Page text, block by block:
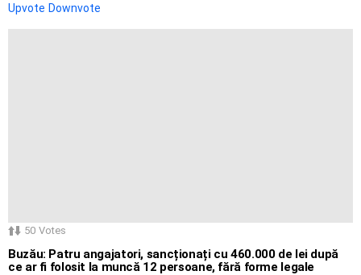
Upvote Downvote
50 Votes
Buzău: Patru angajatori, sancționați cu 460.000 de lei după
ce ar fi folosit la muncă 12 persoane, fără forme legale